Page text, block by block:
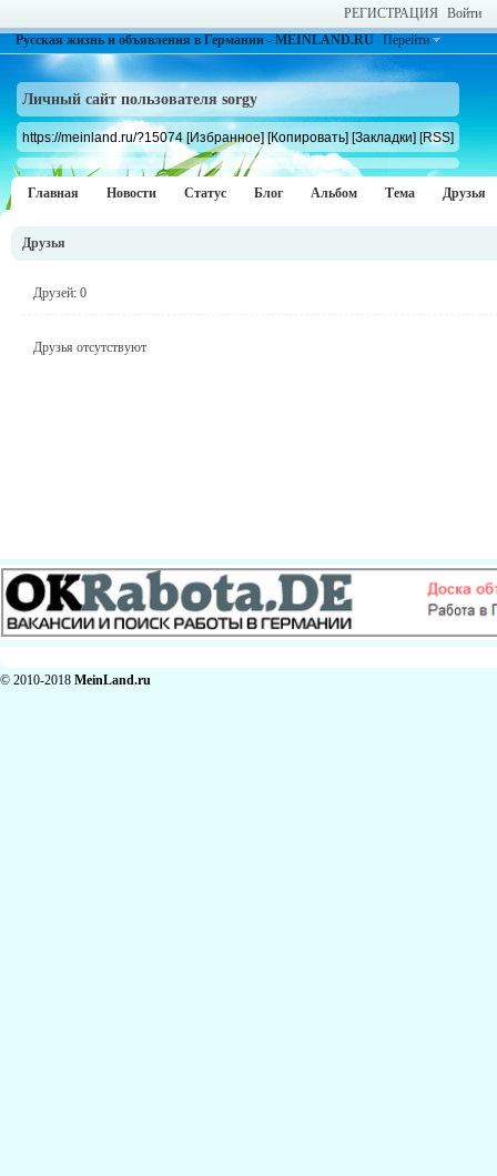
РЕГИСТРАЦИЯ Войти
Русская жизнь и объявления в Германии - MEINLAND.RU Перейти
Личный сайт пользователя sorgy
https://meinland.ru/?15074 [Избранное] [Копировать] [Закладки] [RSS]
Главная Новости Статус Блог Альбом Тема Друзья
Друзья
Друзей: 0
Друзья отсутствуют
© 2010-2018 MeinLand.ru